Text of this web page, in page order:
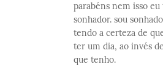
parabéns nem isso
sonhador. sou
tendo a certeza de
ter um dia, ao invés
que tenho.